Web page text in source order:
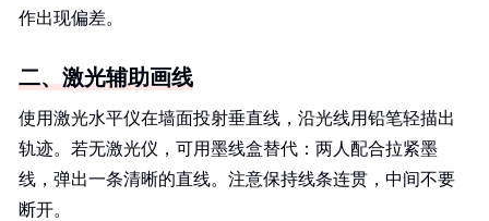
作出现偏差。
二、激光辅助画线
使用激光水平仪在墙面投射垂直线，沿光线用铅笔轻描出
轨迹。若无激光仪，可用墨线盒替代：两人配合拉紧墨
线，弹出一条清晰的直线。注意保持线条连贯，中间不要
断开。